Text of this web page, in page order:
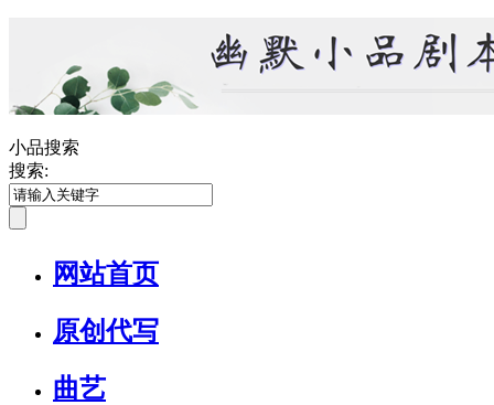
小品搜索
搜索:
网站首页
原创代写
曲艺